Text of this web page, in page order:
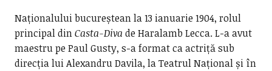
Naționalului bucureștean la 13 ianuarie 1904, rolul
principal dinCasta-Diva de Haralamb Lecca. L-a avut
maestru pe Paul Gusty, s-a format ca actriță sub
direcția lui Alexandru Davila, la Teatrul Național și în